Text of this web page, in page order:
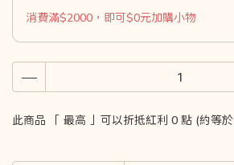
消費滿$2000，即可$0元加購小物
此商品 「 最高 」可以折抵紅利 0 點 (約等於